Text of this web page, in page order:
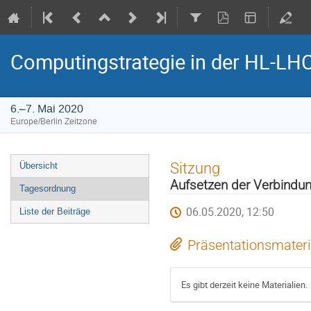
Computingstrategie in der HL-
6.–7. Mai 2020
Europe/Berlin Zeitzone
Veranstaltungsmenü
Übersicht
Tagesordnung
Liste der Beiträge
Sitzung
Aufsetzen der
06.05.2020, 12:50
Es gibt derzeit keine Materialien.